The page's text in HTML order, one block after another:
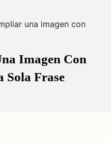
una imagen con
Imagen Con
Frase